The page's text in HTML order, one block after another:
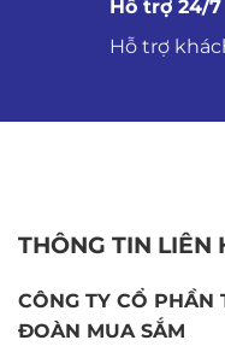
Hỗ trợ 24/7
Hỗ trợ
THÔNG TIN LIÊN
CÔNG TY CỔ
ĐOÀN MUA SẮM